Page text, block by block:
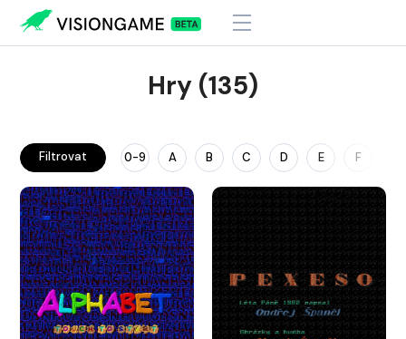
Hry (135)
Filtrovat 0-9 A B C D E F